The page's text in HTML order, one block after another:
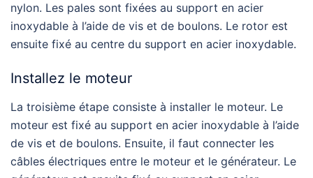
nylon. Les pales sont fixées au support en acier
inoxydable à l’aide de vis et de boulons. Le rotor est
ensuite fixé au centre du support en acier inoxydable.
Installez le moteur
La troisième étape consiste à installer le moteur. Le
moteur est fixé au support en acier inoxydable à l’aide
de vis et de boulons. Ensuite, il faut connecter les
câbles électriques entre le moteur et le générateur. Le